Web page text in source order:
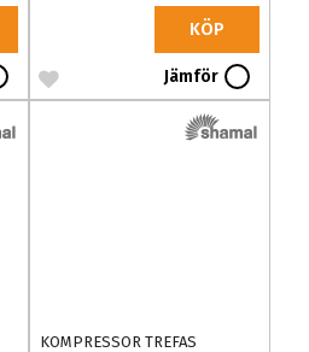
KÖP
Jämför
KOMPRESSOR TREFAS